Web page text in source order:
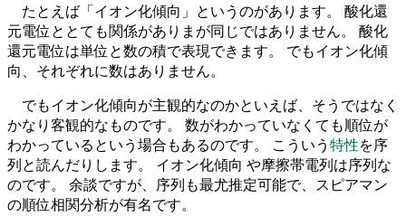
たとえば「イオン化傾向」というのがあります。 酸化還
元電位ととても関係がありまが同じではありません。 酸化
還元電位は単位と数の積で表現できます。 でもイオン化傾
向、それぞれに数はありません。
でもイオン化傾向が主観的なのかといえば、そうではなく
かなり客観的なものです。 数がわかっていなくても順位が
わかっているという場合もあるのです。 こういう特性を序
列と読んだりします。 イオン化傾向 や摩擦帯電列は序列な
のです。 余談ですが、序列も最尤推定可能で、スピアマン
の順位相関分析が有名です。